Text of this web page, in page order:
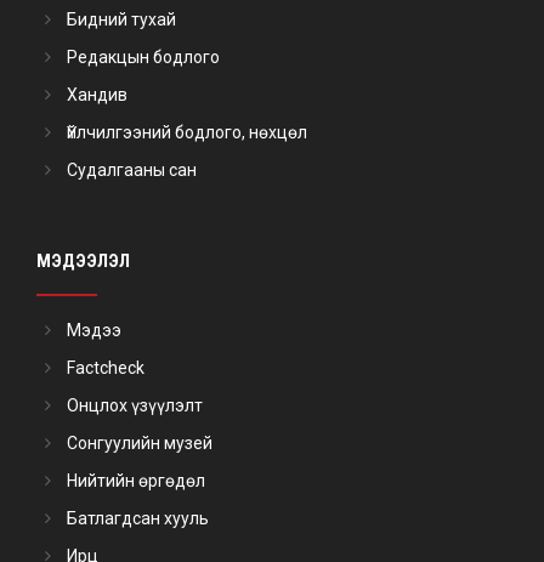
Бидний тухай
Редакцын бодлого
Хандив
Үйлчилгээний бодлого, нөхцөл
Судалгааны сан
МЭДЭЭЛЭЛ
Мэдээ
Factcheck
Онцлох үзүүлэлт
Сонгуулийн музей
Нийтийн өргөдөл
Батлагдсан хууль
Ирц